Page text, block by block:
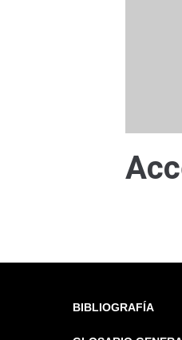
BIBLIOGRAFÍA